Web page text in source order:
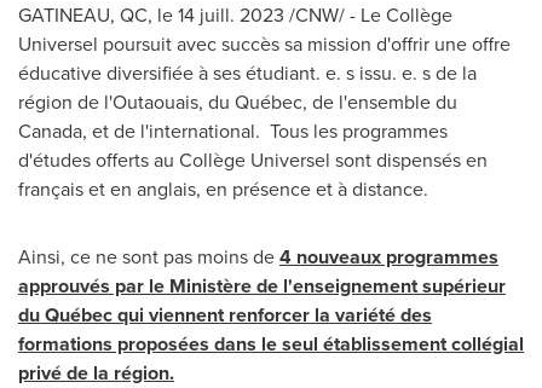
GATINEAU, QC, le 14 juill. 2023 /CNW/ - Le Collège
Universel poursuit avec succès sa mission d'offrir une offre
éducative diversifiée à ses étudiant. e. s issu. e. s de la
région de l'Outaouais, du Québec, de l'ensemble du
Canada, et de l'international. Tous les programmes
d'études offerts au Collège Universel sont dispensés en
français et en anglais, en présence et à distance.
Ainsi, ce ne sont pas moins de4 nouveaux programmes
approuvés par le Ministère de l'enseignement supérieur
du Québec qui viennent renforcer la variété des
formations proposées dans le seul établissement collégial
privé de la région.